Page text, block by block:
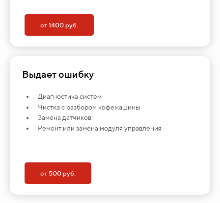
от 1400 руб.
Выдает ошибку
Диагностика систем
Чистка с разбором кофемашины
Замена датчиков
Ремонт или замена модуля управления
от 500 руб.